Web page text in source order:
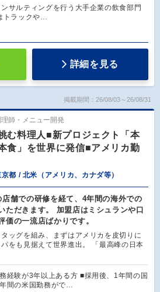
サルティングを行う大手企業の飲食部門
トラックや…
詳細を見る
掲載期間：26/08/03～26/08/31
師・メニュー開発
む料理人■新プロジェクト「本
食」を世界に発信■アメリカ勤
京都 / 北米（アメリカ、カナダ等）
店舗での研修を経て、4年間の海外での
ただきます。 加盟店はミシュランや口
価の一流店ばかりです。
ッグを組み、まずはアメリカを皮切りに
をも見据えて世界進出。 「最高峰の日本
経験が3年以上ある方 ■採用後、1年間の国
間の米国勤務がで…